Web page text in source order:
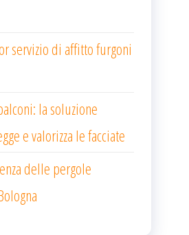
servizio di affitto furgoni
la soluzione
e valorizza le facciate
delle pergole